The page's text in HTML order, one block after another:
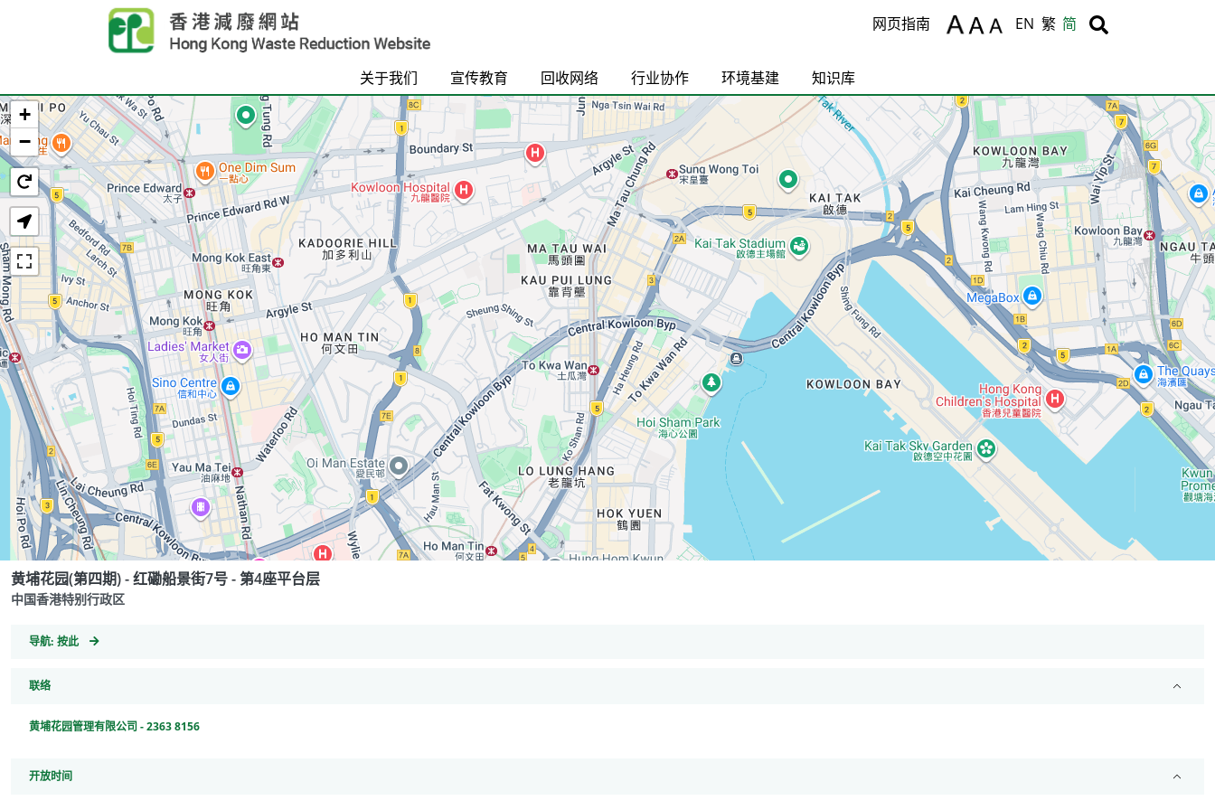
Skip to main content
Body
网页指南 EN 繁 简 Body
关于我们 宣传教育 回收网络 行业协作 环境基建 知识库
首页
+
−
黄埔花园(第四期) - 红磡船景街7号 - 第4座平台层
中国香港特别行政区
导航: GeoCoordinates
按此
联络
黄埔花园管理有限公司 - 2363 8156
开放时间